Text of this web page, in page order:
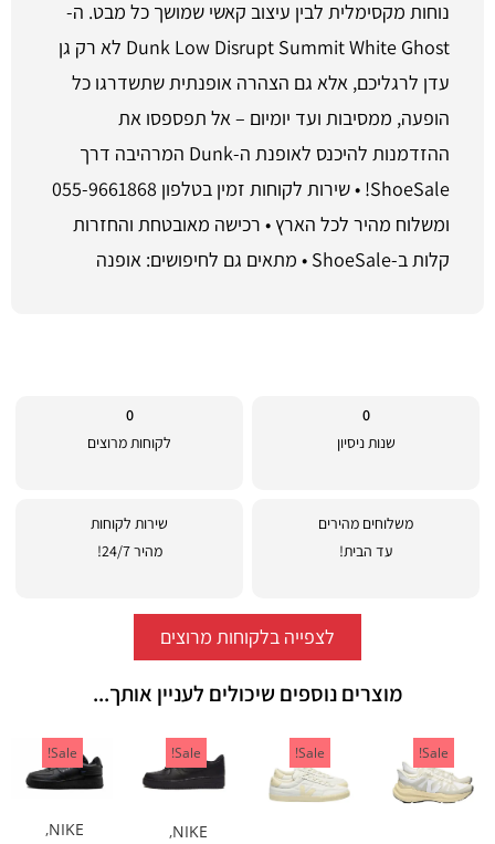
נוחות מקסימלית לבין עיצוב קאשי שמושך כל מבט. ה-
Dunk Low Disrupt Summit White Ghost לא רק גן
עדן לרגליכם, אלא גם הצהרה אופנתית שתשדרגו כל
הופעה, ממסיבות ועד יומיום – אל תפספסו את
ההזדמנות להיכנס לאופנת ה-Dunk המרהיבה דרך
ShoeSale! • שירות לקוחות זמין בטלפון 055-9661868
ומשלוח מהיר לכל הארץ • רכישה מאובטחת והחזרות
קלות ב-ShoeSale • מתאים גם לחיפושים: אופנה
0
שנות ניסיון
0
לקוחות מרוצים
משלוחים מהירים
עד הבית!
שירות לקוחות
מהיר 24/7!
לצפייה בלקוחות מרוצים
מוצרים נוספים שיכולים לעניין אותך...
Sale!
Sale!
Sale!
NIKE
,
Sale!
NIKE
,